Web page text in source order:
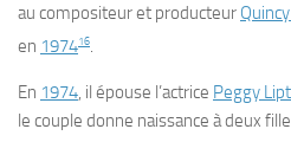
au compositeur et producteur
en 197416.
En 1974, il épouse l’actrice Peggy
le couple donne naissance à deux